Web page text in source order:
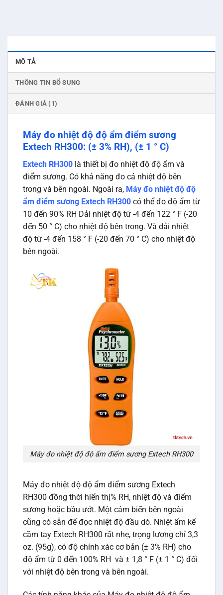
MÔ TẢ
THÔNG TIN BỔ SUNG
ĐÁNH GIÁ (1)
Máy đo nhiệt độ độ ẩm điểm sương
Extech RH300: (± 3% RH), (± 1 ° C)
Extech RH300 là thiết bị đo nhiệt độ độ ẩm và
điểm sương. Có khả năng đo cả nhiệt độ bên
trong và bên ngoài. Ngoài ra, Máy đo nhiệt độ độ
ẩm điểm sương Extech RH300 có thể đo độ ẩm từ
10 đến 90% RH Dải nhiệt độ từ -4 đến 122 ° F (-20
đến 50 ° C) cho nhiệt độ bên trong. Và dải nhiệt
độ từ -4 đến 158 ° F (-20 đến 70 ° C) cho nhiệt độ
bên ngoài.
Máy đo nhiệt độ độ ẩm điểm sương Extech RH300
Máy đo nhiệt độ độ ẩm điểm sương Extech
RH300 đồng thời hiển thị% RH, nhiệt độ và điểm
sương hoặc bầu ướt. Một cảm biến bên ngoài
cũng có sẵn để đọc nhiệt độ đầu dò. Nhiệt ẩm kế
cầm tay Extech RH300 rất nhẹ, trọng lượng chỉ 3,3
oz. (95g), có độ chính xác cơ bản (± 3% RH) cho
độ ẩm từ 0 đến 100% RH và ± 1,8 ° F (± 1 ° C) đối
với nhiệt độ bên trong và bên ngoài.